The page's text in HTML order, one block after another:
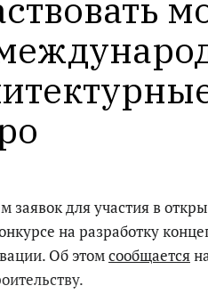
заявок для участия в
на разработку
Об этомсообщается